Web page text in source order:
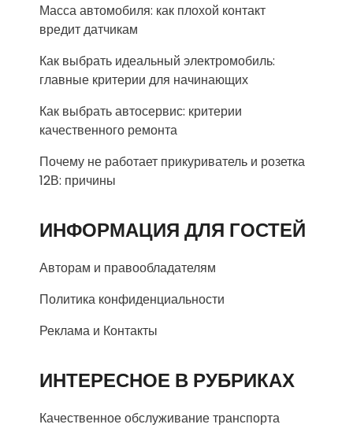
Масса автомобиля: как плохой контакт
вредит датчикам
Как выбрать идеальный электромобиль:
главные критерии для начинающих
Как выбрать автосервис: критерии
качественного ремонта
Почему не работает прикуриватель и розетка
12В: причины
ИНФОРМАЦИЯ ДЛЯ ГОСТЕЙ
Авторам и правообладателям
Политика конфиденциальности
Реклама и Контакты
ИНТЕРЕСНОЕ В РУБРИКАХ
Качественное обслуживание транспорта